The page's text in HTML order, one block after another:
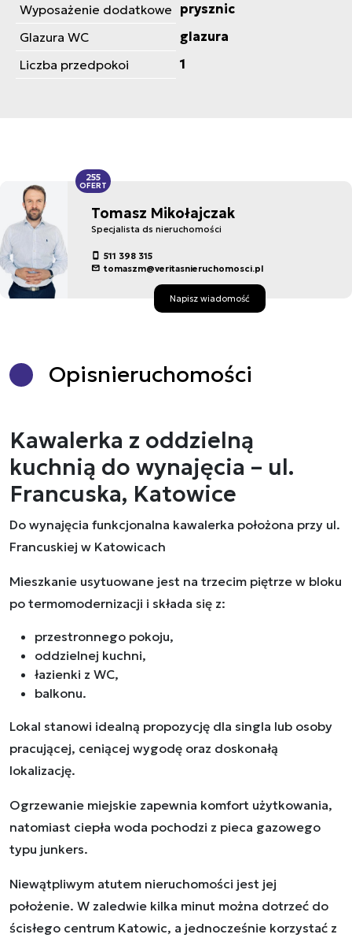
Wyposażenie dodatkowe prysznic
Glazura WC
glazura
Liczba przedpokoi
1
Tomasz Mikołajczak
Specjalista ds nieruchomości
511 398 315
tomaszm@veritasnieruchomosci.pl
Napisz wiadomość
255
OFERT
Opisnieruchomości
Kawalerka z oddzielną
kuchnią do wynajęcia – ul.
Francuska, Katowice
Do wynajęcia funkcjonalna kawalerka położona przy ul.
Francuskiej w Katowicach
Mieszkanie usytuowane jest na trzecim piętrze w bloku
po termomodernizacji i składa się z:
przestronnego pokoju,
oddzielnej kuchni,
łazienki z WC,
balkonu.
Lokal stanowi idealną propozycję dla singla lub osoby
pracującej, ceniącej wygodę oraz doskonałą
lokalizację.
Ogrzewanie miejskie zapewnia komfort użytkowania,
natomiast ciepła woda pochodzi z pieca gazowego
typu junkers.
Niewątpliwym atutem nieruchomości jest jej
położenie. W zaledwie kilka minut można dotrzeć do
ścisłego centrum Katowic, a jednocześnie korzystać z